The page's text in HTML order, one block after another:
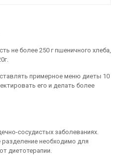
не более 250 г пшеничного хлеба,
примерное меню диеты 10
его и делать более
сосудистых заболеваниях.
разделение необходимо для
диетотерапии.